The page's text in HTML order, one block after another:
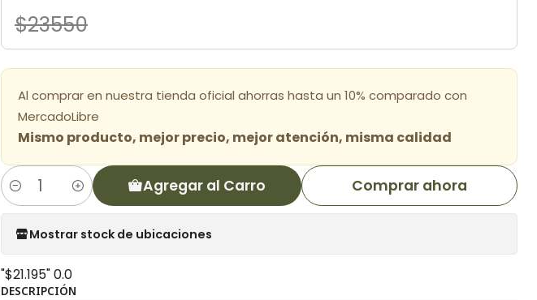
$23550
Al comprar en nuestra tienda oficial ahorras hasta un 10% comparado con
MercadoLibre
Mismo producto, mejor precio, mejor atención, misma calidad
Cantidad Agregar al Carro Comprar ahora
Mostrar stock de ubicaciones
"$21.195"0.0
DESCRIPCIÓN